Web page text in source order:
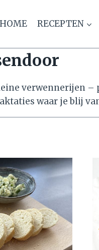
HOME RECEPTEN
verwennerijen –
waar je blij